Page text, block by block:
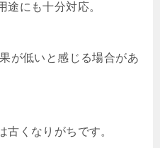
途にも十分対応。
が低いと感じる場合があ
古くなりがちです。